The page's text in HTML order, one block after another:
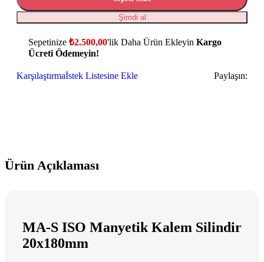
Şimdi al
Sepetinize ₺2.500,00'lik Daha Ürün Ekleyin Kargo
Ücreti Ödemeyin!
Karşılaştırmaİstek Listesine Ekle Paylaşın:
Ürün Açıklaması
MA-S ISO Manyetik Kalem Silindir
20x180mm